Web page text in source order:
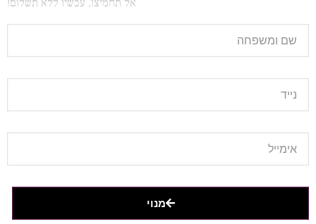
אל תחמיצו, עכשיו ללא תשלום!
מנוי